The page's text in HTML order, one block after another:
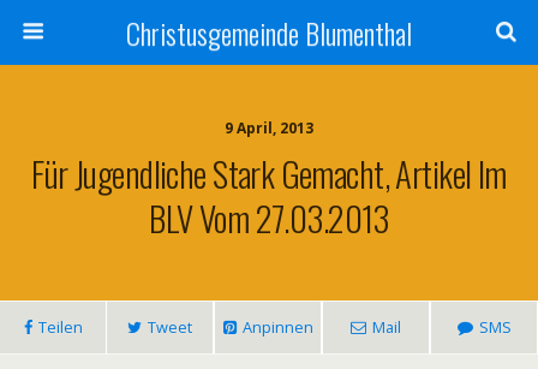
Christusgemeinde Blumenthal
9 April, 2013
Für Jugendliche Stark Gemacht, Artikel Im
BLV Vom 27.03.2013
Teilen Tweet Anpinnen Mail SMS